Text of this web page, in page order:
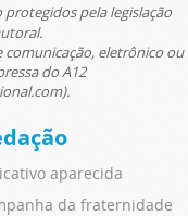
pela legislação
eletrônico ou
do A12
aparecida
da fraternidade